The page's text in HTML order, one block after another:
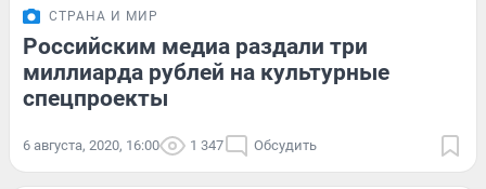
СТРАНА И МИР
Российским медиа раздали три
миллиарда рублей на культурные
спецпроекты
6 августа, 2020, 16:00 1 347 Обсудить